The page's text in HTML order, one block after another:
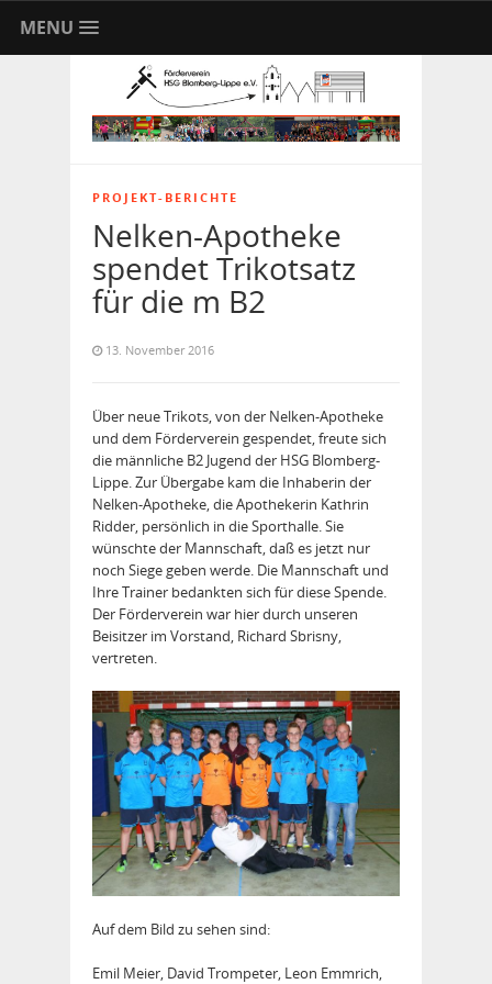
MENU
PROJEKT-BERICHTE
Nelken-Apotheke
spendet Trikotsatz
für die m B2
13. November 2016
Über neue Trikots, von der Nelken-Apotheke
und dem Förderverein gespendet, freute sich
die männliche B2 Jugend der HSG Blomberg-
Lippe. Zur Übergabe kam die Inhaberin der
Nelken-Apotheke, die Apothekerin Kathrin
Ridder, persönlich in die Sporthalle. Sie
wünschte der Mannschaft, daß es jetzt nur
noch Siege geben werde. Die Mannschaft und
Ihre Trainer bedankten sich für diese Spende.
Der Förderverein war hier durch unseren
Beisitzer im Vorstand, Richard Sbrisny,
vertreten.
Auf dem Bild zu sehen sind:
Emil Meier, David Trompeter, Leon Emmrich,